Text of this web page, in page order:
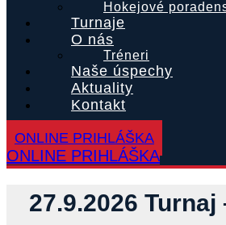
Hokejové
Turnaje
O nás
Tréneri
Naše úspechy
Aktuality
Kontakt
ONLINE PRIHLÁŠKA
ONLINE PRIHLÁŠKA
27.9.2026 Turnaj